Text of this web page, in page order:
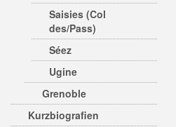
Saisies (Col
des/Pass)
Séez
Ugine
Grenoble
Kurzbiografien